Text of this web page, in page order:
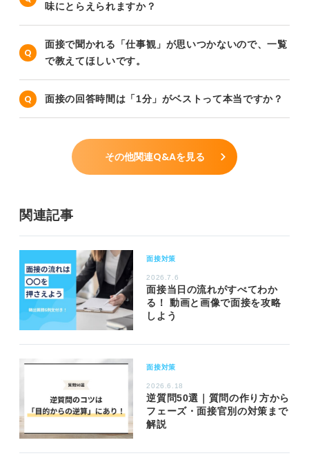
味にとらえられますか？
面接で聞かれる「仕事観」が思いつかないので、一覧
で教えてほしいです。
面接の回答時間は「1分」がベストって本当ですか？
その他関連Q&Aを見る
関連記事
面接対策
2026.7.6
面接当日の流れがすべてわか
る！ 動画と画像で面接を攻略
しよう
面接対策
2026.6.18
逆質問50選｜質問の作り方から
フェーズ・面接官別の対策まで
解説